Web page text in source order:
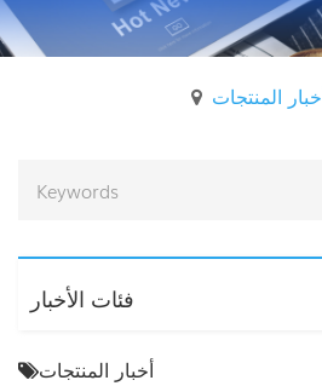
المنتجات
فئات الأخبار
أخبار المنتجات